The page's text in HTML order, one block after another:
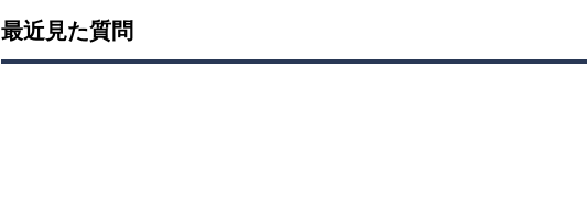
最近見た質問